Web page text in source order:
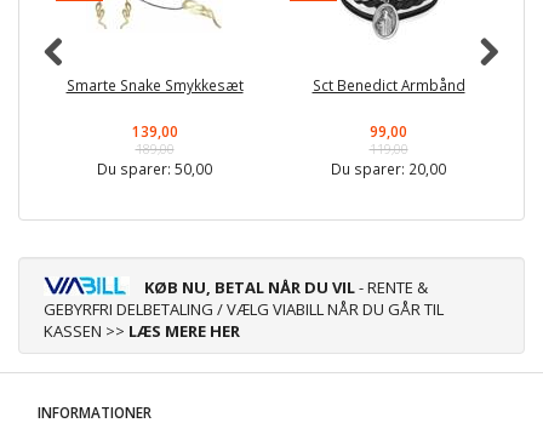
Smarte Snake Smykkesæt
139,00
189,00
Du sparer: 50,00
Sct Benedict Armbånd
99,00
119,00
Du sparer: 20,00
KØB NU, BETAL NÅR DU VIL- RENTE &
GEBYRFRI DELBETALING / VÆLG VIABILL NÅR DU GÅR TIL
KASSEN >> LÆS MERE HER
INFORMATIONER